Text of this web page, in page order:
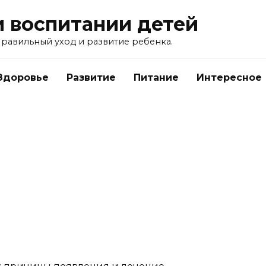
детей
уход и развитие ребенка.
Развитие Питание Интересное